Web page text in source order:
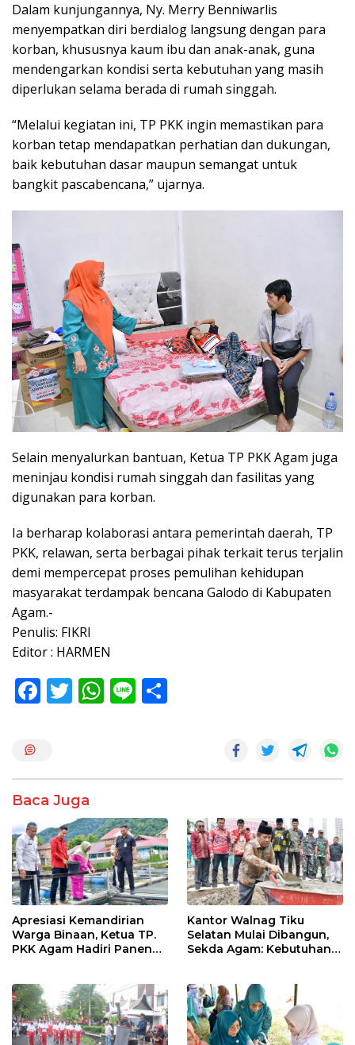
Dalam kunjungannya, Ny. Merry Benniwarlis
menyempatkan diri berdialog langsung dengan para
korban, khususnya kaum ibu dan anak-anak, guna
mendengarkan kondisi serta kebutuhan yang masih
diperlukan selama berada di rumah singgah.
“Melalui kegiatan ini, TP PKK ingin memastikan para
korban tetap mendapatkan perhatian dan dukungan,
baik kebutuhan dasar maupun semangat untuk
bangkit pascabencana,” ujarnya.
Selain menyalurkan bantuan, Ketua TP PKK Agam juga
meninjau kondisi rumah singgah dan fasilitas yang
digunakan para korban.
Ia berharap kolaborasi antara pemerintah daerah, TP
PKK, relawan, serta berbagai pihak terkait terus terjalin
demi mempercepat proses pemulihan kehidupan
masyarakat terdampak bencana Galodo di Kabupaten
Agam.-
Penulis: FIKRI
Editor : HARMEN
F
o
o
k
T W
p
p
Li
Baca Juga
Apresiasi Kemandirian
Warga Binaan, Ketua TP.
PKK Agam Hadiri Panen
Kantor Walnag Tiku
Selatan Mulai Dibangun,
Sekda Agam: Kebutuhan